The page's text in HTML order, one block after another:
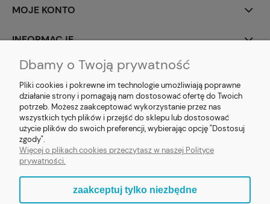
MOJE KONTO
INFORMACJE
SOCIAL MEDIA
E-prezent.org|sprzedaz@e-prezent.org.pl| Tel.:511546060| NIP:
1133029322 | REGON: 388212193 | Skaryszewska 12, 03-802 Warszawa
© 2021 Księgarnia PREZENT
Dbamy o Twoją prywatność
Pliki cookies i pokrewne im technologie umożliwiają poprawne
działanie strony i pomagają nam dostosować ofertę do Twoich
potrzeb. Możesz zaakceptować wykorzystanie przez nas
wszystkich tych plików i przejść do sklepu lub dostosować
użycie plików do swoich preferencji, wybierając opcję "Dostosuj
zgody".
Więcej o plikach cookies przeczytasz w naszej Polityce
prywatności.
zaakceptuj tylko niezbędne